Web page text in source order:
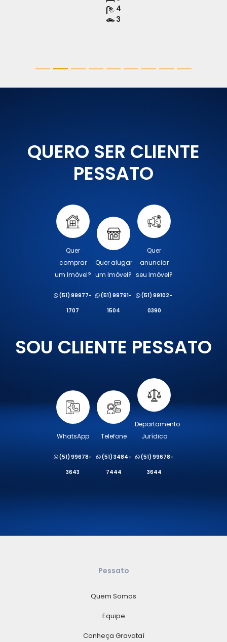
4
3
QUERO SER CLIENTE
PESSATO
Quer
comprar
um Imóvel?
(51) 99977-
1707
Quer alugar
um Imóvel?
(51) 99791-
1504
Quer
anunciar
seu Imóvel?
(51) 99102-
0390
SOU CLIENTE PESSATO
WhatsApp
(51) 99678-
3643
Telefone
(51) 3484-
7444
Departamento
Jurídico
(51) 99678-
3644
Pessato
Quem Somos
Equipe
Conheça Gravataí